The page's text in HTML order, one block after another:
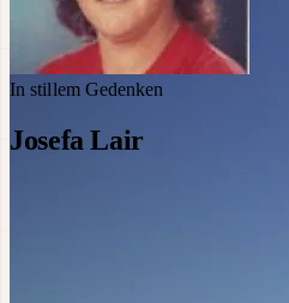
In stillem Gedenken
Josefa Lair